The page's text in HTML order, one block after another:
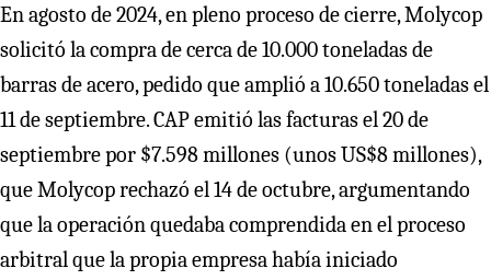
En agosto de 2024, en pleno proceso de cierre, Molycop
solicitó la compra de cerca de 10.000 toneladas de
barras de acero, pedido que amplió a 10.650 toneladas el
11 de septiembre. CAP emitió las facturas el 20 de
septiembre por $7.598 millones (unos US$8 millones),
que Molycop rechazó el 14 de octubre, argumentando
que la operación quedaba comprendida en el proceso
arbitral que la propia empresa había iniciado